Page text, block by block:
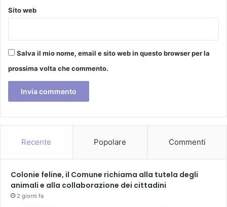
Sito web
Salva il mio nome, email e sito web in questo browser per la
prossima volta che commento.
Recente Popolare Commenti
Colonie feline, il Comune richiama alla tutela degli
animali e alla collaborazione dei cittadini
2 giorni fa